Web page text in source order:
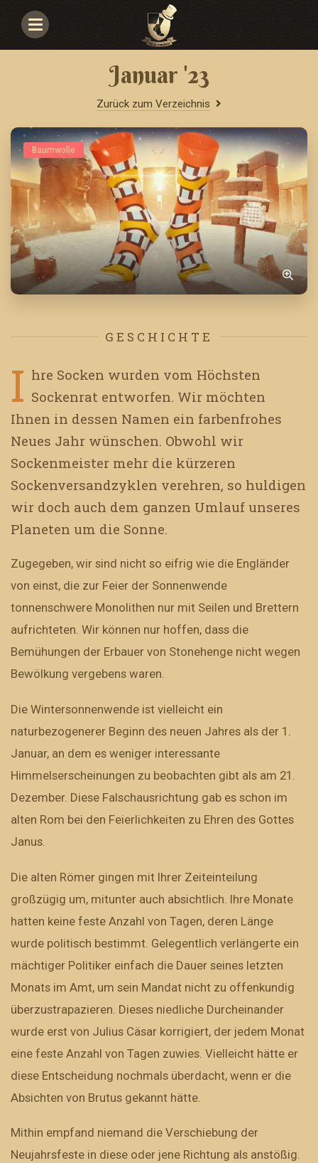
Navigace
Januar '23
Zurück zum Verzeichnis
Baumwolle
GESCHICHTE
I hre Socken wurden vom Höchsten
Sockenrat entworfen. Wir möchten
Ihnen in dessen Namen ein farbenfrohes
Neues Jahr wünschen. Obwohl wir
Sockenmeister mehr die kürzeren
Sockenversandzyklen verehren, so huldigen
wir doch auch dem ganzen Umlauf unseres
Planeten um die Sonne.
Zugegeben, wir sind nicht so eifrig wie die Engländer
von einst, die zur Feier der Sonnenwende
tonnenschwere Monolithen nur mit Seilen und Brettern
aufrichteten. Wir können nur hoffen, dass die
Bemühungen der Erbauer von Stonehenge nicht wegen
Bewölkung vergebens waren.
Die Wintersonnenwende ist vielleicht ein
naturbezogenerer Beginn des neuen Jahres als der 1.
Januar, an dem es weniger interessante
Himmelserscheinungen zu beobachten gibt als am 21.
Dezember. Diese Falschausrichtung gab es schon im
alten Rom bei den Feierlichkeiten zu Ehren des Gottes
Janus.
Die alten Römer gingen mit Ihrer Zeiteinteilung
großzügig um, mitunter auch absichtlich. Ihre Monate
hatten keine feste Anzahl von Tagen, deren Länge
wurde politisch bestimmt. Gelegentlich verlängerte ein
mächtiger Politiker einfach die Dauer seines letzten
Monats im Amt, um sein Mandat nicht zu offenkundig
überzustrapazieren. Dieses niedliche Durcheinander
wurde erst von Julius Cäsar korrigiert, der jedem Monat
eine feste Anzahl von Tagen zuwies. Vielleicht hätte er
diese Entscheidung nochmals überdacht, wenn er die
Absichten von Brutus gekannt hätte.
Mithin empfand niemand die Verschiebung der
Neujahrsfeste in diese oder jene Richtung als anstößig.